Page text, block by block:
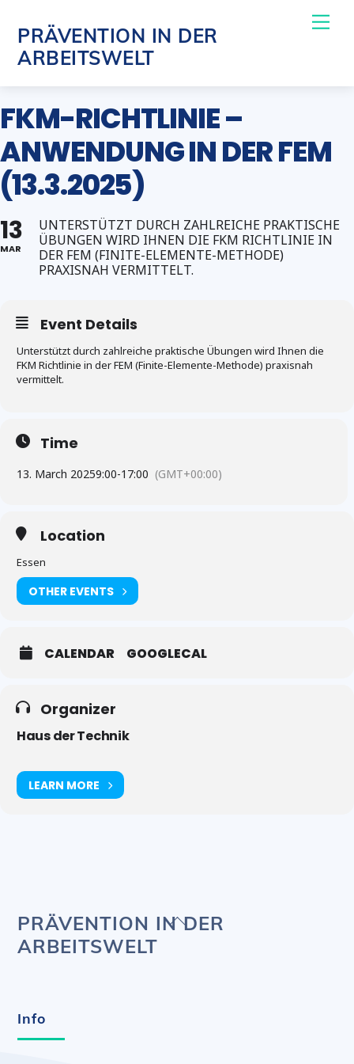
content
PRÄVENTION IN DER
ARBEITSWELT
FKM-RICHTLINIE –
ANWENDUNG IN DER FEM
(13.3.2025)
13
MAR
UNTERSTÜTZT DURCH ZAHLREICHE PRAKTISCHE
ÜBUNGEN WIRD IHNEN DIE FKM RICHTLINIE IN
DER FEM (FINITE-ELEMENTE-METHODE)
PRAXISNAH VERMITTELT.
Event Details
Unterstützt durch zahlreiche praktische Übungen wird Ihnen die
FKM Richtlinie in der FEM (Finite-Elemente-Methode) praxisnah
vermittelt.
Time
13. March 20259:00-17:00 (GMT+00:00)
Location
Essen
OTHER EVENTS
CALENDAR GOOGLECAL
Organizer
Haus der Technik
LEARN MORE
Back
PRÄVENTION IN DER
ARBEITSWELT
Info